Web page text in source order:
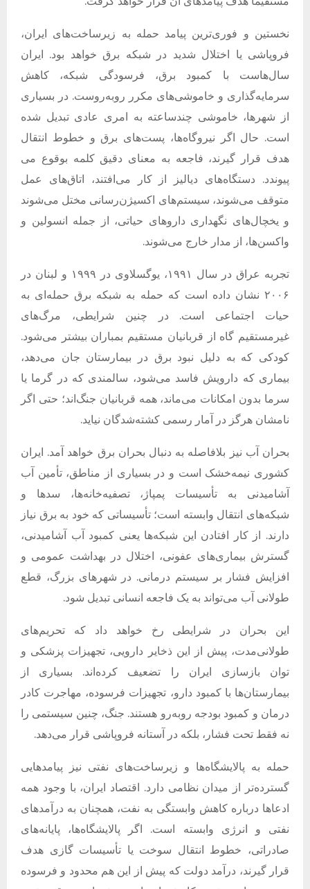
نخستین و فوری‌ترین پیامد حمله به زیرساخت‌های ایران،
فروپاشی یا اختلال شدید در شبکه برق خواهد بود. ایران
سال‌هاست با کمبود برق، فرسودگی شبکه، کاهش
سرمایه‌گذاری و خاموشی‌های مکرر روبه‌روست. در بسیاری
از شهرها، خاموشی چندساعته به امری عادی تبدیل شده
است. حال اگر نیروگاه‌ها، پست‌های برق و خطوط انتقال
هدف قرار گیرند، فاجعه به معنای دقیق کلمه بوقوع می
پیوندد. دستگاه‌های دیالیز از کار می‌افتند، اتاق‌های عمل
متوقف می‌شوند، سیستم‌های اکسیژن‌رسانی مختل می‌شوند
و یخچال‌های نگهداری داروهای حیاتی، از جمله انسولین و
واکسن‌ها، از مدار خارج می‌شوند.
تجربه عراق در سال ۱۹۹۱، یوگسلاوی در ۱۹۹۹ و لبنان در
۲۰۰۶ نشان داده است که حمله به شبکه برق حمله‌ای به
حیات اجتماعی است. در چنین شرایطی، مرگ‌های
غیرمستقیم گاه از قربانیان مستقیم بمباران بیشتر می‌شود.
کودکی که به دلیل نبود برق در بیمارستان جان می‌دهد،
بیماری که دارویش فاسد می‌شود، سالمندی که در گرما یا
سرما بدون امکانات می‌ماند، همه قربانیان جنگ‌اند؛ حتی اگر
نامشان هرگز در آمار رسمی کشته‌شدگان نیاید.
بحران آب نیز بلافاصله به دنبال بحران برق خواهد آمد. ایران
کشوری نیمه‌خشک است و در بسیاری از مناطق، تأمین آب
آشامیدنی به تأسیسات پمپاژ، تصفیه‌خانه‌ها، سدها و
شبکه‌های انتقال وابسته است؛ تأسیساتی که خود به برق نیاز
دارند. از کار افتادن این شبکه‌ها یعنی کمبود آب آشامیدنی،
گسترش بیماری‌های عفونی، اختلال در بهداشت عمومی و
افزایش فشار بر سیستم درمانی. در شهرهای بزرگ، قطع
طولانی آب می‌تواند به یک فاجعه انسانی تبدیل شود.
این بحران در شرایطی رخ خواهد داد که تحریم‌های
طولانی‌مدت، پیش از این ذخایر دارویی، تجهیزات پزشکی و
توان بازسازی ایران را تضعیف کرده‌اند. بسیاری از
بیمارستان‌ها با کمبود دارو، تجهیزات فرسوده، مهاجرت کادر
درمان و کمبود بودجه روبه‌رو هستند. جنگ، چنین سیستمی را
نه فقط تحت فشار، بلکه در آستانه فروپاشی قرار می‌دهد.
حمله به پالایشگاه‌ها و زیرساخت‌های نفتی نیز پیامدهایی
گسترده‌تر از میدان نظامی دارد. اقتصاد ایران، با وجود همه
ادعاها درباره کاهش وابستگی به نفت، همچنان به درآمدهای
نفتی و انرژی وابسته است. اگر پالایشگاه‌ها، پایانه‌های
صادراتی، خطوط انتقال سوخت یا تأسیسات گازی هدف
قرار گیرند، درآمد دولت که پیش از این هم محدود و فرسوده